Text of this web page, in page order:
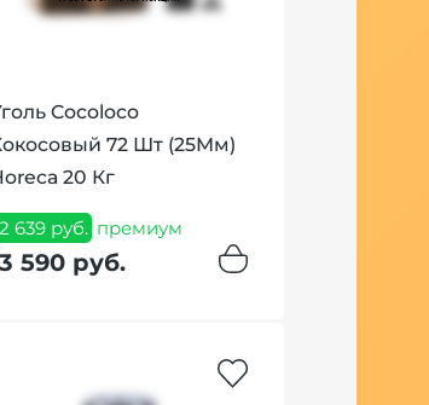
Cocoloco
72 Шт (25Мм)
20 Кг
639 руб. премиум
590 руб.